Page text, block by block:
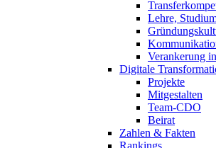
Lehre,
Verankerung
Digitale
Projekte
Mitgestalten
Team-CDO
Beirat
Zahlen & Fakten
Rankings